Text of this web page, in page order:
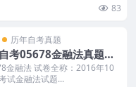
83
历年自考真题
考05678金融法真题及
金融法 试卷全称：2016年10
试金融法试题...